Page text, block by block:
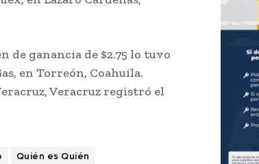
de ganancia de $2.75 lo tuvo
en Torreón, Coahuila.
Veracruz registró el
Quién es Quién